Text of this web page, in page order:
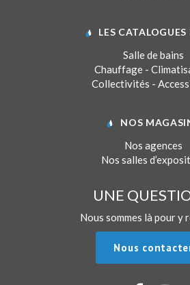
LES
Salle de bains
Chauffage -
Collectivités -
NOS
Nos agences
Nos salles
UNE
Nous sommes là pour y
Nous